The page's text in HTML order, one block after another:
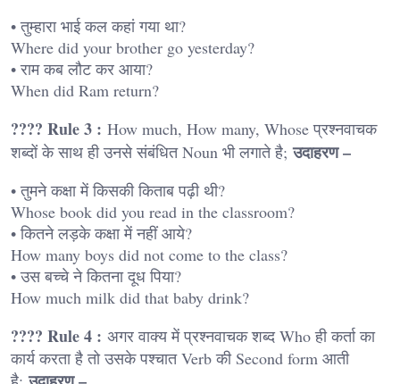
• तुम्हारा भाई कल कहां गया था?
Where did your brother go yesterday?
• राम कब लौट कर आया?
When did Ram return?
???? Rule 3 : How much, How many, Whose प्रश्नवाचक
शब्दों के साथ ही उनसे संबंधित Noun भी लगाते है;उदाहरण –
• तुमने कक्षा में किसकी किताब पढ़ी थी?
Whose book did you read in the classroom?
• कितने लड़के कक्षा में नहीं आये?
How many boys did not come to the class?
• उस बच्चे ने कितना दूध पिया?
How much milk did that baby drink?
???? Rule 4 : अगर वाक्य में प्रश्नवाचक शब्द Who ही कर्ता का
कार्य करता है तो उसके पश्चात Verb की Second form आती